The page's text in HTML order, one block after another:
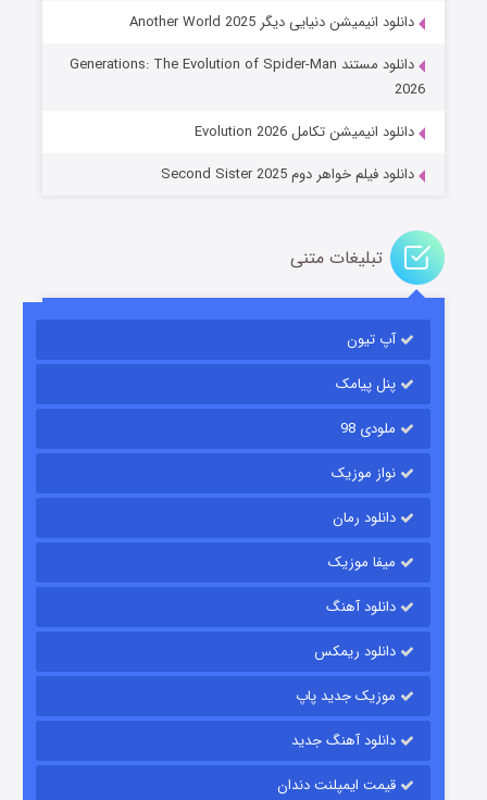
جادوگری در مغولستان
قسمت۱۴ (زیرنویس) منتشر شد
باب اسفنجی فصل ۱۷
قسمت۶ (زیرنویس) منتشر شد
قسمت۱۵ (دوبله) منتشر شد
دانلود انیمیشن دنیایی دیگر Another World 2025
دانلود مستند Generations: The Evolution of Spider-Man
2026
دانلود انیمیشن تکامل Evolution 2026
دانلود فیلم خواهر دوم Second Sister 2025
تبلیغات متنی
آپ تیون
پنل پیامک
ملودی 98
نواز موزیک
دانلود رمان
میفا موزیک
دانلود آهنگ
دانلود ریمکس
موزیک جدید پاپ
دانلود آهنگ جدید
قیمت ایمپلنت دندان